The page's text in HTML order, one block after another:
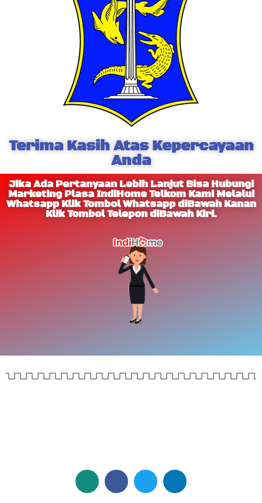
Terima Kasih Atas Kepercayaan
Anda
Jika Ada Pertanyaan Lebih Lanjut Bisa Hubungi
Marketing Plasa IndiHome Telkom Kami Melalui
Whatsapp Klik Tombol Whatsapp diBawah Kanan
Klik Tombol Telepon diBawah Kiri.